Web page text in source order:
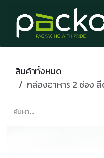
Skip to Content
สินค้าทั้งหมด
กล่องอาหาร 2 ช่อง